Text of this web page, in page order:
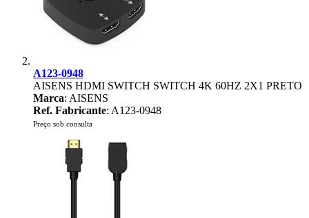
A123-0948
AISENS HDMI SWITCH SWITCH 4K 60HZ 2X1 PRETO
Marca: AISENS
Ref. Fabricante: A123-0948
Preço sob consulta